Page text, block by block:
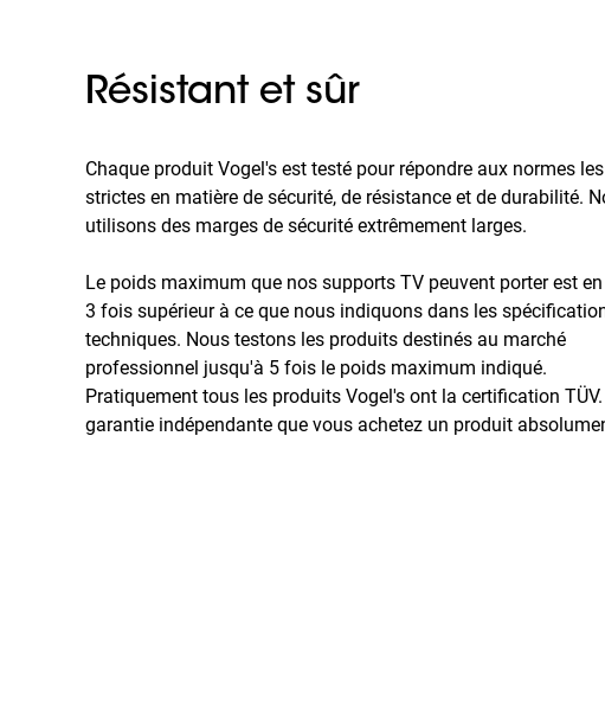
Résistant et sûr
Chaque produit Vogel's est testé pour répondre aux normes
strictes en matière de sécurité, de résistance et de durabilité.
utilisons des marges de sécurité extrêmement larges.
Le poids maximum que nos supports TV peuvent porter est
3 fois supérieur à ce que nous indiquons dans les
techniques. Nous testons les produits destinés au marché
professionnel jusqu'à 5 fois le poids maximum indiqué.
Pratiquement tous les produits Vogel's ont la certification TÜV.
garantie indépendante que vous achetez un produit